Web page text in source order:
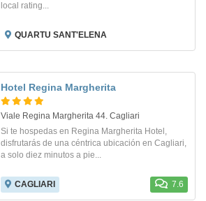
local rating...
QUARTU SANT'ELENA
Hotel Regina Margherita
Viale Regina Margherita 44. Cagliari
Si te hospedas en Regina Margherita Hotel,
disfrutarás de una céntrica ubicación en Cagliari,
a solo diez minutos a pie...
CAGLIARI 7.6